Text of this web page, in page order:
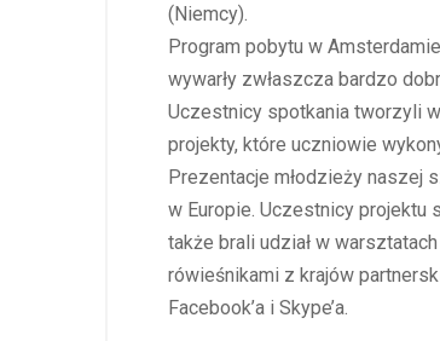
(Niemcy).
Program pobytu w
wywarły zwłaszcza bardzo
Uczestnicy spotkania tworzyli
projekty, które uczniowie
Prezentacje młodzieży naszej
w Europie. Uczestnicy projektu
także brali udział w
rówieśnikami z krajów
Facebook’a i Skype’a.